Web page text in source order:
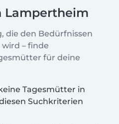
Lampertheim
die den Bedürfnissen
– finde
für deine
Tagesmütter in
Suchkriterien